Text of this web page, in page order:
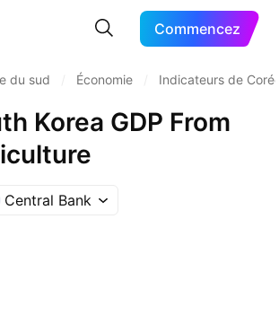
Commencez
du sud Économie Indicateurs de
Korea GDP From
Central Bank